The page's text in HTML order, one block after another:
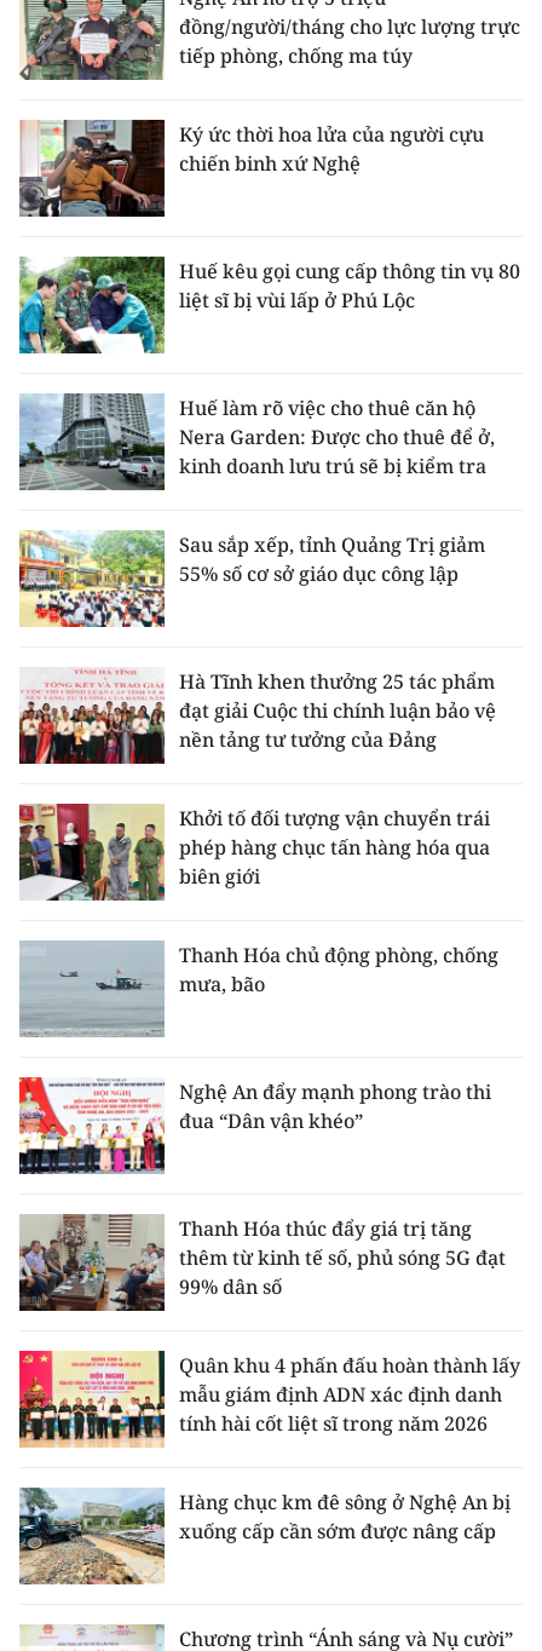
đồng/người/tháng cho lực lượng trực
tiếp phòng, chống ma túy
Ký ức thời hoa lửa của người cựu
chiến binh xứ Nghệ
Huế kêu gọi cung cấp thông tin vụ 80
liệt sĩ bị vùi lấp ở Phú Lộc
Huế làm rõ việc cho thuê căn hộ
Nera Garden: Được cho thuê để ở,
kinh doanh lưu trú sẽ bị kiểm tra
Sau sắp xếp, tỉnh Quảng Trị giảm
55% số cơ sở giáo dục công lập
Hà Tĩnh khen thưởng 25 tác phẩm
đạt giải Cuộc thi chính luận bảo vệ
nền tảng tư tưởng của Đảng
Khởi tố đối tượng vận chuyển trái
phép hàng chục tấn hàng hóa qua
biên giới
Thanh Hóa chủ động phòng, chống
mưa, bão
Nghệ An đẩy mạnh phong trào thi
đua “Dân vận khéo”
Thanh Hóa thúc đẩy giá trị tăng
thêm từ kinh tế số, phủ sóng 5G đạt
99% dân số
Quân khu 4 phấn đấu hoàn thành lấy
mẫu giám định ADN xác định danh
tính hài cốt liệt sĩ trong năm 2026
Hàng chục km đê sông ở Nghệ An bị
xuống cấp cần sớm được nâng cấp
Chương trình “Ánh sáng và Nụ cười”